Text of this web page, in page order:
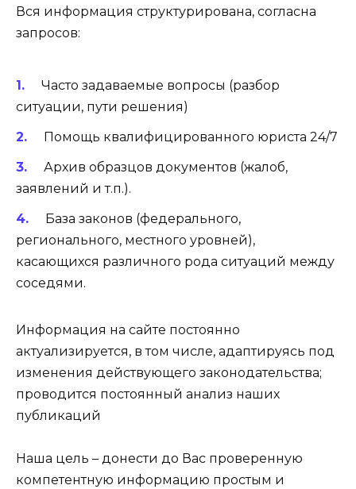
Вся информация структурирована, согласна
запросов:
Часто задаваемые вопросы (разбор
ситуации, пути решения)
Помощь квалифицированного юриста 24/7
Архив образцов документов (жалоб,
заявлений и т.п.).
База законов (федерального,
регионального, местного уровней),
касающихся различного рода ситуаций между
соседями.
Информация на сайте постоянно
актуализируется, в том числе, адаптируясь под
изменения действующего законодательства;
проводится постоянный анализ наших
публикаций
Наша цель – донести до Вас проверенную
компетентную информацию простым и